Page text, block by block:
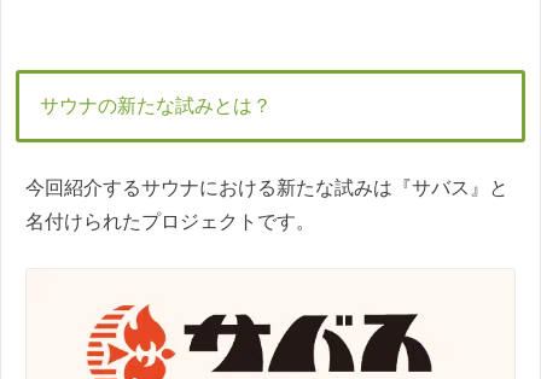
サウナの新たな試みとは？
今回紹介するサウナにおける新たな試みは『サバス』と
名付けられたプロジェクトです。